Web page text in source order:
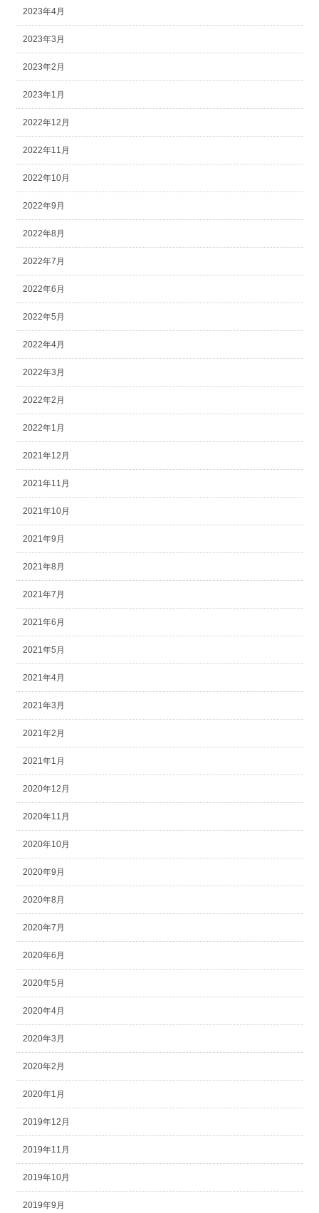
2023年4月
2023年3月
2023年2月
2023年1月
2022年12月
2022年11月
2022年10月
2022年9月
2022年8月
2022年7月
2022年6月
2022年5月
2022年4月
2022年3月
2022年2月
2022年1月
2021年12月
2021年11月
2021年10月
2021年9月
2021年8月
2021年7月
2021年6月
2021年5月
2021年4月
2021年3月
2021年2月
2021年1月
2020年12月
2020年11月
2020年10月
2020年9月
2020年8月
2020年7月
2020年6月
2020年5月
2020年4月
2020年3月
2020年2月
2020年1月
2019年12月
2019年11月
2019年10月
2019年9月